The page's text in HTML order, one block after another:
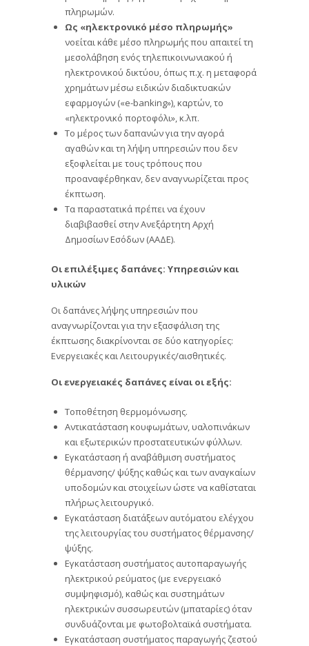
πληρωμών.
Ως «ηλεκτρονικό μέσο πληρωμής»
νοείται κάθε μέσο πληρωμής που απαιτεί τη
μεσολάβηση ενός τηλεπικοινωνιακού ή
ηλεκτρονικού δικτύου, όπως π.χ. η μεταφορά
χρημάτων μέσω ειδικών διαδικτυακών
εφαρμογών («e-banking»), καρτών, το
«ηλεκτρονικό πορτοφόλι», κ.λπ.
Το μέρος των δαπανών για την αγορά
αγαθών και τη λήψη υπηρεσιών που δεν
εξοφλείται με τους τρόπους που
προαναφέρθηκαν, δεν αναγνωρίζεται προς
έκπτωση.
Τα παραστατικά πρέπει να έχουν
διαβιβασθεί στην Ανεξάρτητη Αρχή
Δημοσίων Εσόδων (ΑΑΔΕ).
Οι επιλέξιμες δαπάνες: Υπηρεσιών και
υλικών
Οι δαπάνες λήψης υπηρεσιών που
αναγνωρίζονται για την εξασφάλιση της
έκπτωσης διακρίνονται σε δύο κατηγορίες:
Ενεργειακές και Λειτουργικές/αισθητικές.
Οι ενεργειακές δαπάνες είναι οι εξής:
Τοποθέτηση θερμομόνωσης.
Αντικατάσταση κουφωμάτων, υαλοπινάκων
και εξωτερικών προστατευτικών φύλλων.
Εγκατάσταση ή αναβάθμιση συστήματος
θέρμανσης/ ψύξης καθώς και των αναγκαίων
υποδομών και στοιχείων ώστε να καθίσταται
πλήρως λειτουργικό.
Εγκατάσταση διατάξεων αυτόματου ελέγχου
της λειτουργίας του συστήματος θέρμανσης/
ψύξης.
Εγκατάσταση συστήματος αυτοπαραγωγής
ηλεκτρικού ρεύματος (με ενεργειακό
συμψηφισμό), καθώς και συστημάτων
ηλεκτρικών συσσωρευτών (μπαταρίες) όταν
συνδυάζονται με φωτοβολταϊκά συστήματα.
Εγκατάσταση συστήματος παραγωγής ζεστού